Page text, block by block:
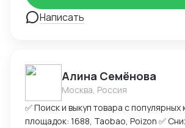
Написать
Алина Семёнова
Москва, Россия
✅ Поиск и выкуп товара с популярных
площадок: 1688, Taobao, Poizon ✅